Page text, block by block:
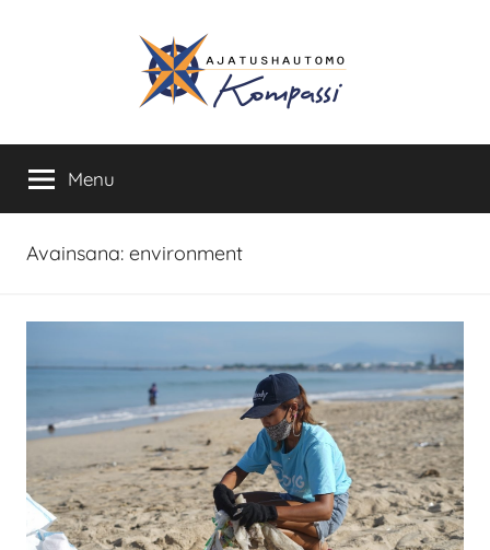
Ajatushautomo
Kompassi
Menu
Avainsana: environment